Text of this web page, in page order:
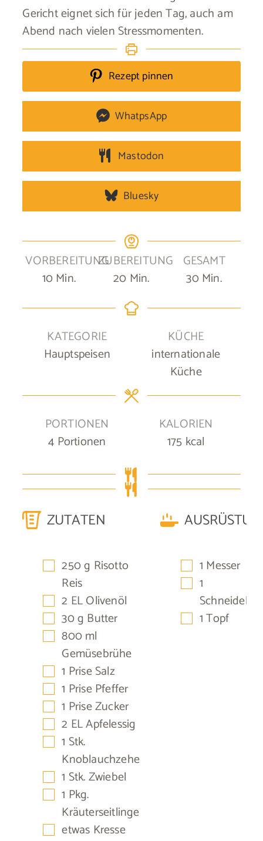
Gericht eignet sich für jeden Tag, auch am
Abend nach vielen Stressmomenten.
Rezept pinnen
WhatpsApp
Mastodon
Bluesky
VORBEREITUNG
10Minuten
Min.
ZUBEREITUNG
20Minuten
Min.
GESAMT
30Minuten
Min.
KATEGORIE
Hauptspeisen
KÜCHE
internationale
Küche
PORTIONEN
4 Portionen
KALORIEN
175 kcal
ZUTATEN
▢
250g Risotto
Reis
▢
2 ELOlivenöl
▢
30g Butter
▢
800ml
Gemüsebrühe
▢
1 PriseSalz
▢
1 Prise Pfeffer
▢
1 PriseZucker
▢
2 ELApfelessig
▢
1 Stk.
Knoblauchzehe
▢
1 Stk.Zwiebel
▢
1 Pkg.
Kräuterseitlinge
▢
etwas Kresse
▢
1 Messer
▢
1
▢
1 Topf